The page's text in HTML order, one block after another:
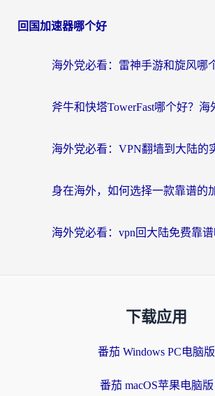
回国加速器哪个好
下载应用
番茄 Windows PC电脑版
番茄 macOS苹果电脑版